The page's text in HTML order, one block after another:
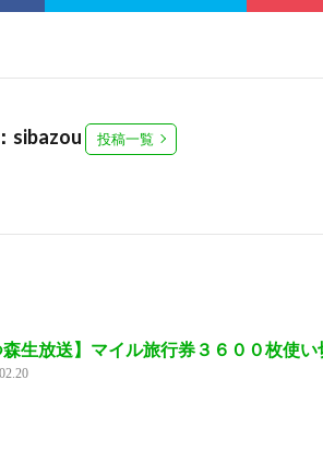
sibazou 投稿一覧
森生放送】マイル旅行券３６００枚使